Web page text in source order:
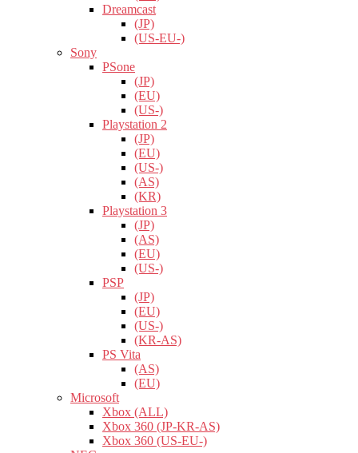
Dreamcast
(JP)
(US-EU-)
Sony
PSone
(JP)
(EU)
(US-)
Playstation 2
(JP)
(EU)
(US-)
(AS)
(KR)
Playstation 3
(JP)
(AS)
(EU)
(US-)
PSP
(JP)
(EU)
(US-)
(KR-AS)
PS Vita
(AS)
(EU)
Microsoft
Xbox (ALL)
Xbox 360 (JP-KR-AS)
Xbox 360 (US-EU-)